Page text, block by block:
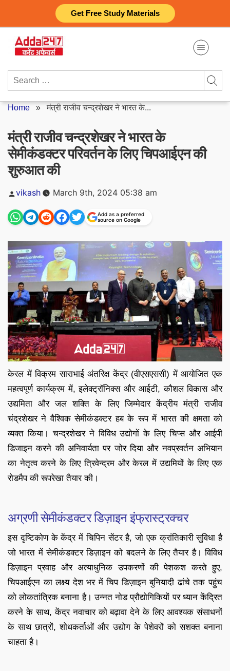
Get Free Study Materials
content
Search
Home »मंत्री राजीव चन्द्रशेखर ने भारत के...
मंत्री राजीव चन्द्रशेखर ने भारत के
सेमीकंडक्टर परिवर्तन के लिए चिपआईएन की
शुरुआत की
Posted
vikash March 9th, 2024 05:38 am
Add as a preferred
source on Google
केरल में विक्रम साराभाई अंतरिक्ष केंद्र (वीएसएससी) में आयोजित एक
महत्वपूर्ण कार्यक्रम में, इलेक्ट्रॉनिक्स और आईटी, कौशल विकास और
उद्यमिता और जल शक्ति के लिए जिम्मेदार केंद्रीय मंत्री राजीव
चंद्रशेखर ने वैश्विक सेमीकंडक्टर हब के रूप में भारत की क्षमता को
व्यक्त किया। चन्द्रशेखर ने विविध उद्योगों के लिए चिप्स और आईपी
डिजाइन करने की अनिवार्यता पर जोर दिया और नवप्रवर्तन अभियान
का नेतृत्व करने के लिए त्रिवेन्द्रम और केरल में उद्यमियों के लिए एक
रोडमैप की रूपरेखा तैयार की।
अग्रणी सेमीकंडक्टर डिज़ाइन इंफ्रास्ट्रक्चर
इस दृष्टिकोण के केंद्र में चिपिन सेंटर है, जो एक क्रांतिकारी सुविधा है
जो भारत में सेमीकंडक्टर डिज़ाइन को बदलने के लिए तैयार है। विविध
डिज़ाइन प्रवाह और अत्याधुनिक उपकरणों की पेशकश करते हुए,
चिपआईएन का लक्ष्य देश भर में चिप डिज़ाइन बुनियादी ढांचे तक पहुंच
को लोकतांत्रिक बनाना है। उन्नत नोड प्रौद्योगिकियों पर ध्यान केंद्रित
करने के साथ, केंद्र नवाचार को बढ़ावा देने के लिए आवश्यक संसाधनों
के साथ छात्रों, शोधकर्ताओं और उद्योग के पेशेवरों को सशक्त बनाना
चाहता है।